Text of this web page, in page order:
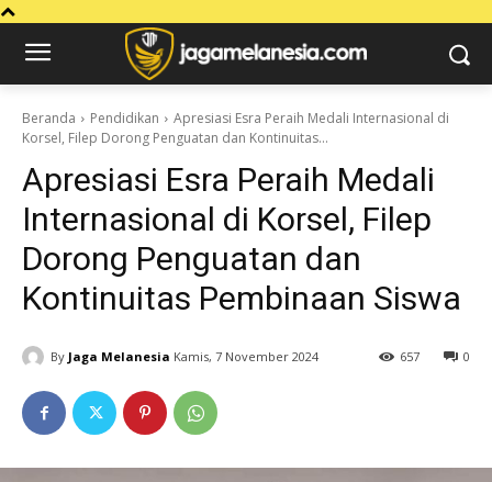
Beranda Pendidikan
Apresiasi Esra Peraih Medali Internasional di
Korsel, Filep Dorong Penguatan dan Kontinuitas...
Apresiasi Esra Peraih Medali
Internasional di Korsel, Filep
Dorong Penguatan dan
Kontinuitas Pembinaan Siswa
By Jaga Melanesia Kamis, 7 November 2024 0
657